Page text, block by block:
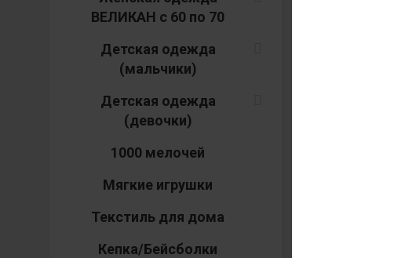
ВЕЛИКАН с 60 по 70
Детская одежда
(мальчики)
Детская одежда
(девочки)
1000 мелочей
Мягкие игрушки
Текстиль для дома
Кепка/Бейсболки